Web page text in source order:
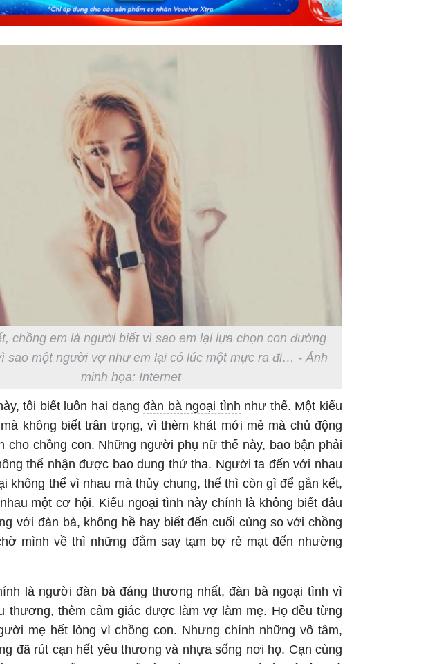
chồng em là người biết vì sao em lại lựa chọn con đường
sao một người vợ như em lại có lúc một mực ra đi… - Ảnh
minh họa: Internet
tôi biết luôn hai dạngđàn bà ngoại tình như thế. Một kiểu
không biết trân trọng, vì thèm khát mới mẻ mà chủ động
cho chồng con. Những người phụ nữ thế này, bao bận phải
thể nhận được bao dung thứ tha. Người ta đến với nhau
không thể vì nhau mà thủy chung, thế thì còn gì để gắn kết,
một cơ hội. Kiểu ngoại tình này chính là không biết đâu
với đàn bà, không hề hay biết đến cuối cùng so với chồng
mình về thì những đắm say tạm bợ rẻ mạt đến nhường
là người đàn bà đáng thương nhất, đàn bà ngoại tình vì
thương, thèm cảm giác được làm vợ làm mẹ. Họ đều từng
mẹ hết lòng vì chồng con. Nhưng chính những vô tâm,
đã rút cạn hết yêu thương và nhựa sống nơi họ. Cạn cùng